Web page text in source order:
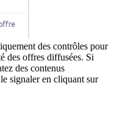
des contrôles pour
des offres diffusées. Si
des contenus
signaler en cliquant sur